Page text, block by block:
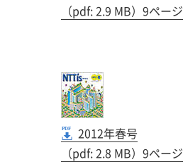
（pdf: 2.9 MB）9ページ
2012年春号
（pdf: 2.8 MB）9ページ